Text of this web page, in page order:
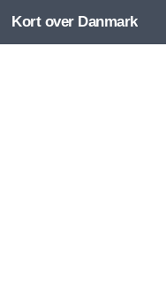
Skip to content
Kort over Danmark